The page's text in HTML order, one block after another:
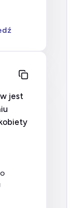
jest